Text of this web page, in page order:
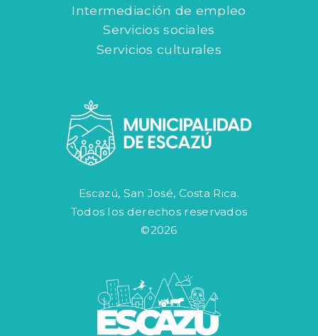
Intermediación de empleo
Servicios sociales
Servicios culturales
Escazú, San José, Costa Rica.
Todos los derechos reservados
©2026